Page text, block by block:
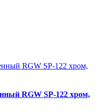
RGW SP-122 хром,